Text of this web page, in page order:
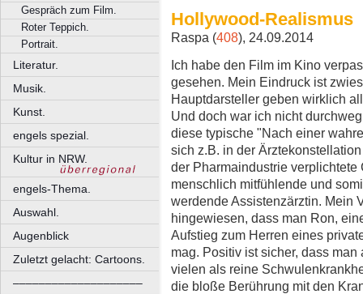
Gespräch zum Film.
Roter Teppich.
Portrait.
Literatur.
Musik.
Kunst.
engels spezial.
Kultur in NRW.
engels-Thema.
Auswahl.
Augenblick
Zuletzt gelacht: Cartoons.
––––––––––––––––––––
Hollywood-Realismus
Raspa (408), 24.09.2014
Ich habe den Film im Kino
gesehen. Mein Eindruck ist
Hauptdarsteller geben wirklich
Und doch war ich nicht
diese typische "Nach einer
sich z.B. in der
der Pharmaindustrie
menschlich mitfühlende und
werdende Assistenzärztin. Mein
hingewiesen, dass man Ron,
Aufstieg zum Herren eines
mag. Positiv ist sicher, dass
vielen als reine
die bloße Berührung mit den